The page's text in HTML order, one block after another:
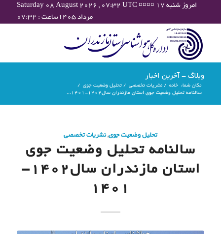
Saturday 08 August 2026 , 07:32 UTC ¤¤¤¤ امروز شنبه ۱۷
مرداد ۱۴۰۵ساعت : ۰۷:۳۲
وبلاگ - آخرین اخبار
مکان شما: خانه / نشریات تخصصی / تحلیل وضعیت جوی /
سالنامه تحلیل وضعیت جوی استان مازندران سال1402-1401...
تحلیل وضعیت جوی,نشریات تخصصی
سالنامه تحلیل وضعیت جوی
استان مازندران سال1402-
1401